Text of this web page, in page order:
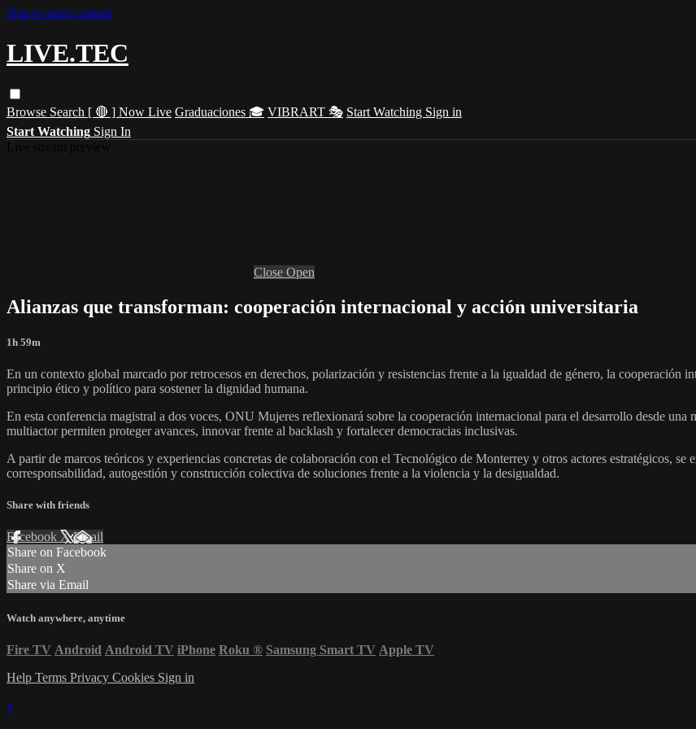
Skip to main content
LIVE.TEC
Browse Search [ 🔴 ] Now Live Graduaciones 🎓 VIBRART 🎭 Start Watching Sign in
Start Watching Sign In
Close Open
Alianzas que transforman: cooperación internacional y acción universitaria
1h 59m
En un contexto global marcado por retrocesos en derechos, polarización y resistencias frente a la igualdad de género, la cooperación
principio ético y político para sostener la dignidad humana.
En esta conferencia magistral a dos voces, ONU Mujeres reflexionará sobre la cooperación internacional para el desarrollo desde
multiactor permiten proteger avances, innovar frente al backlash y fortalecer democracias inclusivas.
A partir de marcos teóricos y experiencias concretas de colaboración con el Tecnológico de Monterrey y otros actores estratégicos,
corresponsabilidad, autogestión y construcción colectiva de soluciones frente a la violencia y la desigualdad.
Share with friends
Facebook XEmail
Share on Facebook
Share on X
Share via Email
Watch anywhere, anytime
Fire TV Android Android TV iPhone Roku ® Samsung Smart TV Apple TV
Help Terms Privacy Cookies Sign in
×